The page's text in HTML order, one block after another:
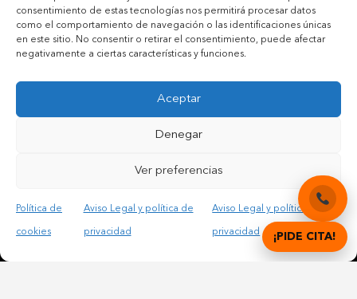
consentimiento de estas tecnologías nos permitirá procesar datos
como el comportamiento de navegación o las identificaciones únicas
en este sitio. No consentir o retirar el consentimiento, puede afectar
negativamente a ciertas características y funciones.
Aceptar
Denegar
Ver preferencias
Política de
cookies
Aviso Legal y política de
privacidad
Aviso Legal y política de
privacidad
Contactar por teléfono móvil
Acepto las condiciones legales y la política de privacidad
¡PIDE CITA!